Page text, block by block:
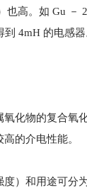
高。如 Gu －
4mH 的电感
化物的复合氧
的介电性能。
）和用途可分